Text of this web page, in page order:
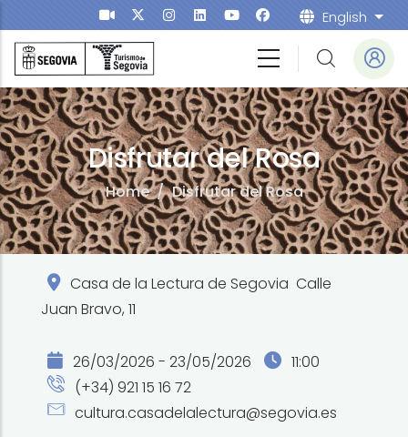
Skip to main content English List
Disfrutar del Rosa
Home/ Disfrutar del Rosa
Casa de la Lectura de Segovia Calle
Juan Bravo, 11
26/03/2026 - 23/05/2026
11:00
(+34) 921 15 16 72
cultura.casadelalectura@segovia.es